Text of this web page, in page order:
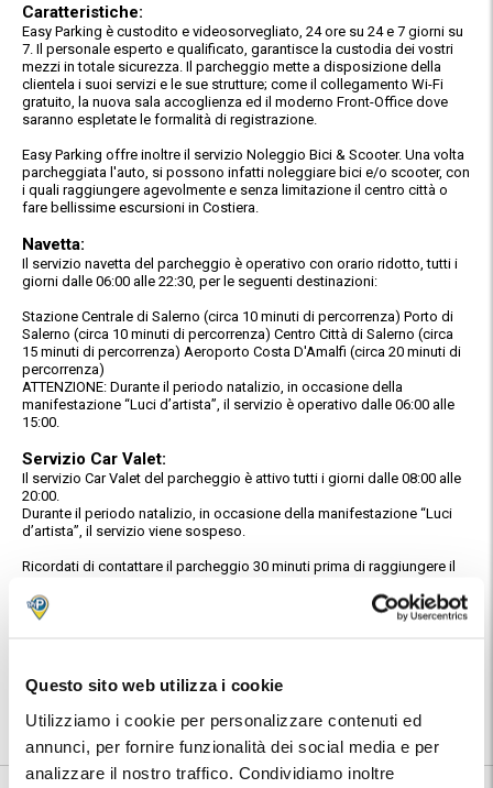
Questo sito web utilizza i cookie
Utilizziamo i cookie per personalizzare contenuti ed
annunci, per fornire funzionalità dei social media e per
analizzare il nostro traffico. Condividiamo inoltre
Caratteristiche:
Easy Parking è custodito e videosorvegliato, 24 ore su 24 e 7 giorni su
7. Il personale esperto e qualificato, garantisce la custodia dei vostri
mezzi in totale sicurezza. Il parcheggio mette a disposizione della
clientela i suoi servizi e le sue strutture; come il collegamento Wi-Fi
gratuito, la nuova sala accoglienza ed il moderno Front-Office dove
saranno espletate le formalità di registrazione.
Easy Parking offre inoltre il servizio Noleggio Bici & Scooter. Una volta
parcheggiata l'auto, si possono infatti noleggiare bici e/o scooter, con
i quali raggiungere agevolmente e senza limitazione il centro città o
fare bellissime escursioni in Costiera.
Navetta:
Il servizio navetta del parcheggio è operativo con orario ridotto, tutti i
giorni dalle 06:00 alle 22:30, per le seguenti destinazioni:
Stazione Centrale di Salerno (circa 10 minuti di percorrenza) Porto di
Salerno (circa 10 minuti di percorrenza) Centro Città di Salerno (circa
15 minuti di percorrenza) Aeroporto Costa D'Amalfi (circa 20 minuti di
percorrenza)
ATTENZIONE: Durante il periodo natalizio, in occasione della
manifestazione “Luci d’artista”, il servizio è operativo dalle 06:00 alle
15:00.
Servizio Car Valet:
Il servizio Car Valet del parcheggio è attivo tutti i giorni dalle 08:00 alle
20:00.
Durante il periodo natalizio, in occasione della manifestazione “Luci
d’artista”, il servizio viene sospeso.
Ricordati di contattare il parcheggio 30 minuti prima di raggiungere il
chiamare all'interno della conferma prenotazione MyParking.
Voucher MyParking indirizzo e numeri telefonici dedicati del